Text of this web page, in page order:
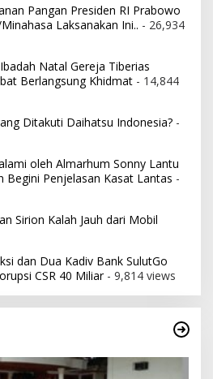
Pangan Presiden RI Prabowo
Laksanakan Ini.. - 26,934
Natal Gereja Tiberias
Berlangsung Khidmat - 14,844
Ditakuti Daihatsu Indonesia? -
oleh Almarhum Sonny Lantu
Penjelasan Kasat Lantas -
Sirion Kalah Jauh dari Mobil
dan Dua Kadiv Bank SulutGo
CSR 40 Miliar- 9,814 views